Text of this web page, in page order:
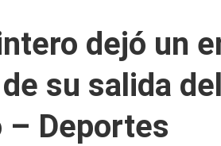
dejó un
su salida
– Deportes